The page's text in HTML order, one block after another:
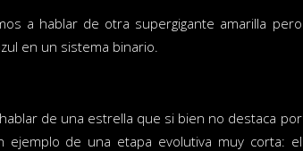
a hablar de otra supergigante amarilla pero
en un sistema binario.
de una estrella que si bien no destaca por
ejemplo de una etapa evolutiva muy corta: el